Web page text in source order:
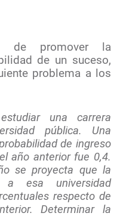
de promover la
de un suceso,
problema a los
una carrera
pública. Una
de ingreso
año anterior fue 0,4.
se proyecta que la
a esa universidad
respecto de
Determinar la